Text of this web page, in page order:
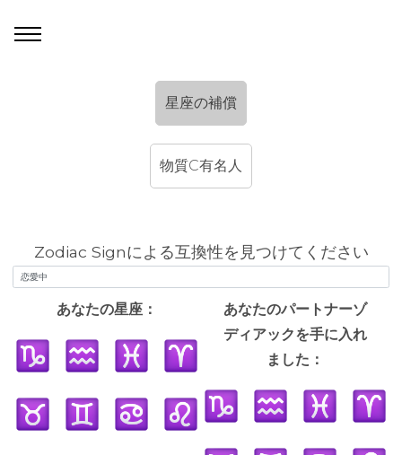
星座の補償
物質C有名人
Zodiac Signによる互換性を見つけてください
あなたの星座：
あなたのパートナーゾ
ディアックを手に入れ
ました：